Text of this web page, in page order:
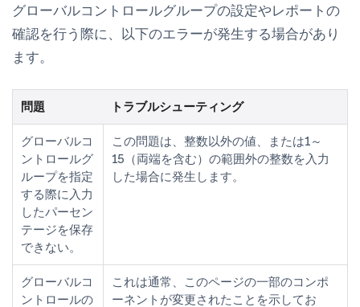
グローバルコントロールグループの設定やレポートの
確認を行う際に、以下のエラーが発生する場合があり
ます。
問題 トラブルシューティング
グローバルコ
ントロールグ
ループを指定
する際に入力
したパーセン
テージを保存
できない。
この問題は、整数以外の値、または1～
15（両端を含む）の範囲外の整数を入力
した場合に発生します。
グローバルコ
ントロールの
これは通常、このページの一部のコンポ
ーネントが変更されたことを示してお